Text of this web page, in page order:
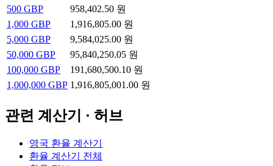
500 GBP
958,402.50 원
1,000 GBP
1,916,805.00 원
5,000 GBP
9,584,025.00 원
50,000 GBP
95,840,250.05 원
100,000 GBP
191,680,500.10 원
1,000,000 GBP 1,916,805,001.00 원
관련 계산기 · 허브
영국 환율 계산기
환율 계산기 전체